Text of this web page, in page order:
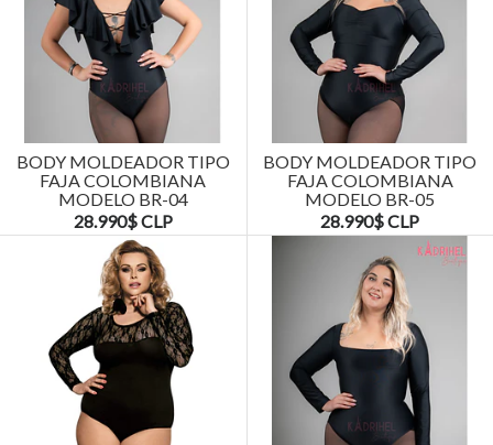
BODY MOLDEADOR TIPO
FAJA COLOMBIANA
MODELO BR-04
28.990$ CLP
BODY MOLDEADOR TIPO
FAJA COLOMBIANA
MODELO BR-05
28.990$ CLP